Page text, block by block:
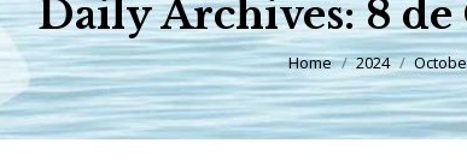
Daily Archives:8
You are here:
Home 2024